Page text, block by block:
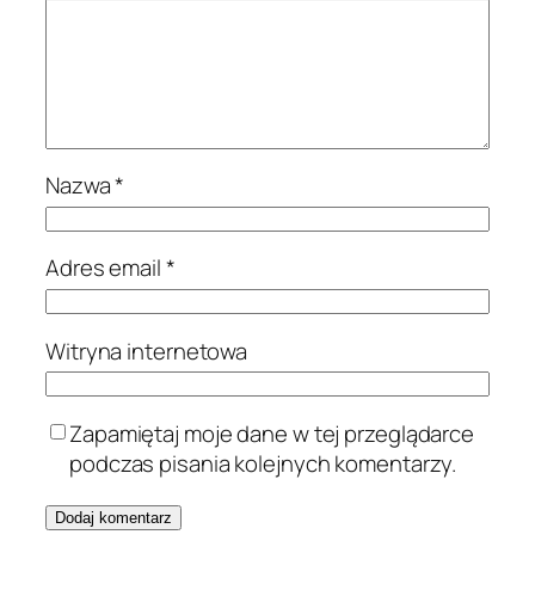
Nazwa*
Adres email*
Witryna internetowa
Zapamiętaj moje dane w tej przeglądarce
podczas pisania kolejnych komentarzy.